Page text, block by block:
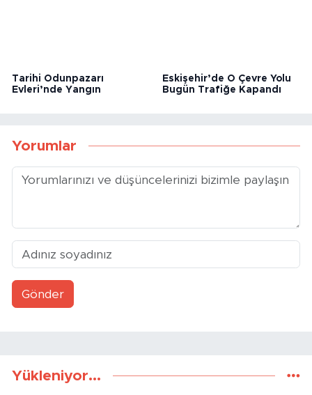
Tarihi Odunpazarı
Evleri’nde Yangın
Eskişehir’de O Çevre Yolu
Bugün Trafiğe Kapandı
Yorumlar
Gönder
Yükleniyor...